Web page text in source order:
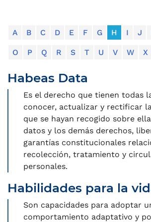
A B C D E F G H I J
O P Q R S T U V W X
Habeas Data
Es el derecho que tienen todas
conocer, actualizar y rectificar
que se hayan recogido sobre
datos y los demás derechos,
garantías constitucionales
recolección, tratamiento y
personales.
Habilidades para la
Son capacidades para adoptar
comportamiento adaptativo y